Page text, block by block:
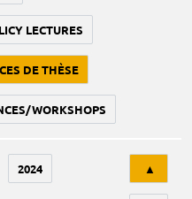
LECTURES
DE THÈSE
WORKSHOPS
2024 ▲